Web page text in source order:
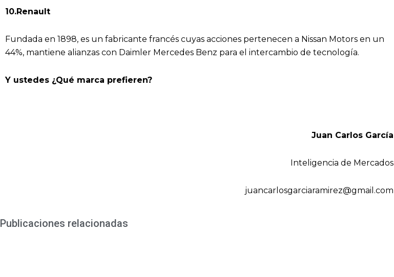
10.Renault
Fundada en 1898, es un fabricante francés cuyas acciones pertenecen a Nissan Motors en un
44%, mantiene alianzas con Daimler Mercedes Benz para el intercambio de tecnología.
Y ustedes ¿Qué marca prefieren?
Juan Carlos García
Inteligencia de Mercados
juancarlosgarciaramirez@gmail.com
Publicaciones relacionadas